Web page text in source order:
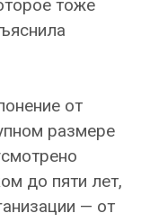
тоже
от
размере
до пяти лет,
— от